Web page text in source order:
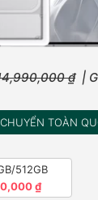
₫ |
TOÀN
512GB
₫